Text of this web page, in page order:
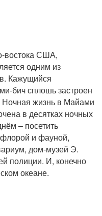
востока США,
одним из
Кажущийся
бич сплошь застроен
жизнь в Майами
в десятках ночных
– посетить
флорой и фауной,
дом-музей Э.
полиции. И, конечно
океане.